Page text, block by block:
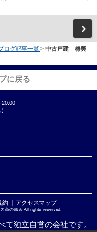
ログ記事一覧 > 中古戸建 梅美
に戻る
20:00
)
約 ｜アクセスマップ
高の原店 All rights reserved.
て独立自営の会社です。